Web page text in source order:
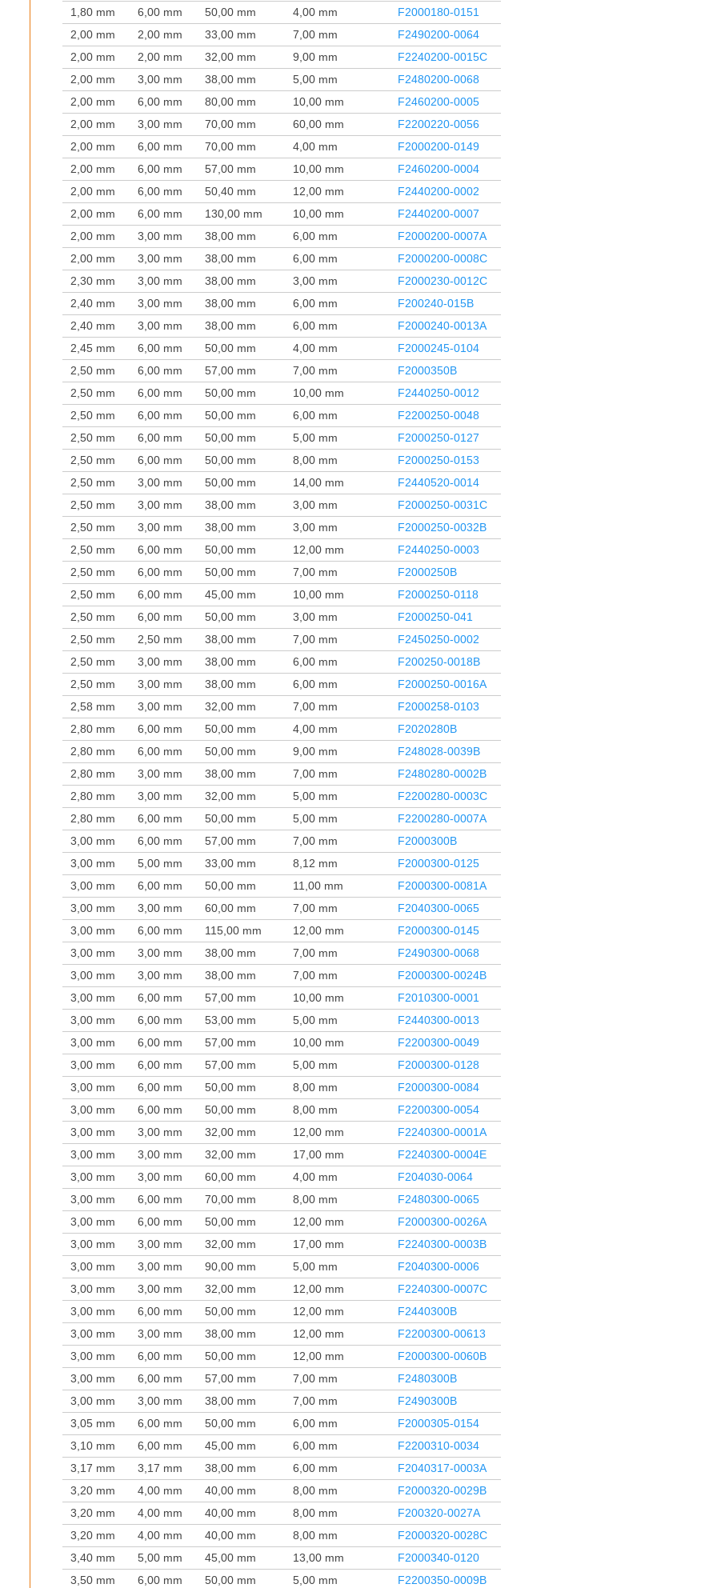
1,80 mm
6,00 mm 50,00 mm 4,00 mm
F2000180-0151
2,00 mm
2,00 mm 33,00 mm 7,00 mm
F2490200-0064
2,00 mm
2,00 mm 32,00 mm 9,00 mm
F2240200-0015C
2,00 mm
3,00 mm 38,00 mm 5,00 mm
F2480200-0068
2,00 mm
6,00 mm 80,00 mm 10,00 mm
F2460200-0005
2,00 mm
3,00 mm 70,00 mm 60,00 mm
F2200220-0056
2,00 mm
6,00 mm 70,00 mm 4,00 mm
F2000200-0149
2,00 mm
6,00 mm 57,00 mm 10,00 mm
F2460200-0004
2,00 mm
6,00 mm 50,40 mm 12,00 mm
F2440200-0002
2,00 mm
6,00 mm 130,00 mm 10,00 mm
F2440200-0007
2,00 mm
3,00 mm 38,00 mm 6,00 mm
F2000200-0007A
2,00 mm
3,00 mm 38,00 mm 6,00 mm
F2000200-0008C
2,30 mm
3,00 mm 38,00 mm 3,00 mm
F2000230-0012C
2,40 mm
3,00 mm 38,00 mm 6,00 mm
F200240-015B
2,40 mm
3,00 mm 38,00 mm 6,00 mm
F2000240-0013A
2,45 mm
6,00 mm 50,00 mm 4,00 mm
F2000245-0104
2,50 mm
6,00 mm 57,00 mm 7,00 mm
F2000350B
2,50 mm
6,00 mm 50,00 mm 10,00 mm
F2440250-0012
2,50 mm
6,00 mm 50,00 mm 6,00 mm
F2200250-0048
2,50 mm
6,00 mm 50,00 mm 5,00 mm
F2000250-0127
2,50 mm
6,00 mm 50,00 mm 8,00 mm
F2000250-0153
2,50 mm
3,00 mm 50,00 mm 14,00 mm
F2440520-0014
2,50 mm
3,00 mm 38,00 mm 3,00 mm
F2000250-0031C
2,50 mm
3,00 mm 38,00 mm 3,00 mm
F2000250-0032B
2,50 mm
6,00 mm 50,00 mm 12,00 mm
F2440250-0003
2,50 mm
6,00 mm 50,00 mm 7,00 mm
F2000250B
2,50 mm
6,00 mm 45,00 mm 10,00 mm
F2000250-0118
2,50 mm
6,00 mm 50,00 mm 3,00 mm
F2000250-041
2,50 mm
2,50 mm 38,00 mm 7,00 mm
F2450250-0002
2,50 mm
3,00 mm 38,00 mm 6,00 mm
F200250-0018B
2,50 mm
3,00 mm 38,00 mm 6,00 mm
F2000250-0016A
2,58 mm
3,00 mm 32,00 mm 7,00 mm
F2000258-0103
2,80 mm
6,00 mm 50,00 mm 4,00 mm
F2020280B
2,80 mm
6,00 mm 50,00 mm 9,00 mm
F248028-0039B
2,80 mm
3,00 mm 38,00 mm 7,00 mm
F2480280-0002B
2,80 mm
3,00 mm 32,00 mm 5,00 mm
F2200280-0003C
2,80 mm
6,00 mm 50,00 mm 5,00 mm
F2200280-0007A
3,00 mm
6,00 mm 57,00 mm 7,00 mm
F2000300B
3,00 mm
5,00 mm 33,00 mm 8,12 mm
F2000300-0125
3,00 mm
6,00 mm 50,00 mm 11,00 mm
F2000300-0081A
3,00 mm
3,00 mm 60,00 mm 7,00 mm
F2040300-0065
3,00 mm
6,00 mm 115,00 mm 12,00 mm
F2000300-0145
3,00 mm
3,00 mm 38,00 mm 7,00 mm
F2490300-0068
3,00 mm
3,00 mm 38,00 mm 7,00 mm
F2000300-0024B
3,00 mm
6,00 mm 57,00 mm 10,00 mm
F2010300-0001
3,00 mm
6,00 mm 53,00 mm 5,00 mm
F2440300-0013
3,00 mm
6,00 mm 57,00 mm 10,00 mm
F2200300-0049
3,00 mm
6,00 mm 57,00 mm 5,00 mm
F2000300-0128
3,00 mm
6,00 mm 50,00 mm 8,00 mm
F2000300-0084
3,00 mm
6,00 mm 50,00 mm 8,00 mm
F2200300-0054
3,00 mm
3,00 mm 32,00 mm 12,00 mm
F2240300-0001A
3,00 mm
3,00 mm 32,00 mm 17,00 mm
F2240300-0004E
3,00 mm
3,00 mm 60,00 mm 4,00 mm
F204030-0064
3,00 mm
6,00 mm 70,00 mm 8,00 mm
F2480300-0065
3,00 mm
6,00 mm 50,00 mm 12,00 mm
F2000300-0026A
3,00 mm
3,00 mm 32,00 mm 17,00 mm
F2240300-0003B
3,00 mm
3,00 mm 90,00 mm 5,00 mm
F2040300-0006
3,00 mm
3,00 mm 32,00 mm 12,00 mm
F2240300-0007C
3,00 mm
6,00 mm 50,00 mm 12,00 mm
F2440300B
3,00 mm
3,00 mm 38,00 mm 12,00 mm
F2200300-00613
3,00 mm
6,00 mm 50,00 mm 12,00 mm
F2000300-0060B
3,00 mm
6,00 mm 57,00 mm 7,00 mm
F2480300B
3,00 mm
3,00 mm 38,00 mm 7,00 mm
F2490300B
3,05 mm
6,00 mm 50,00 mm 6,00 mm
F2000305-0154
3,10 mm
6,00 mm 45,00 mm 6,00 mm
F2200310-0034
3,17 mm
3,17 mm 38,00 mm 6,00 mm
F2040317-0003A
3,20 mm
4,00 mm 40,00 mm 8,00 mm
F2000320-0029B
3,20 mm
4,00 mm 40,00 mm 8,00 mm
F200320-0027A
3,20 mm
4,00 mm 40,00 mm 8,00 mm
F2000320-0028C
3,40 mm
5,00 mm 45,00 mm 13,00 mm
F2000340-0120
3,50 mm
6,00 mm 50,00 mm 5,00 mm F2200350-0009B